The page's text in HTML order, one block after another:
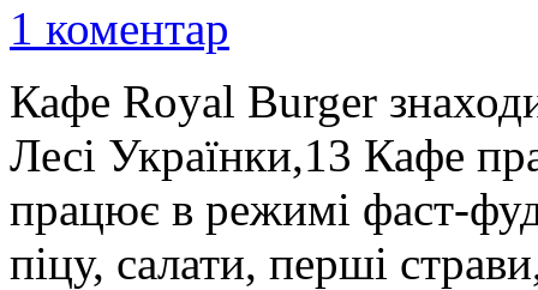
1 коментар
Кафе Royal Burger
Лесі Українки,13 Кафе
працює в режимі фаст-
піцу, салати, перші